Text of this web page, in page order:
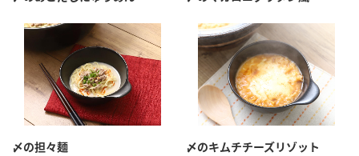
〆の担々麺 〆のキムチチーズリゾット